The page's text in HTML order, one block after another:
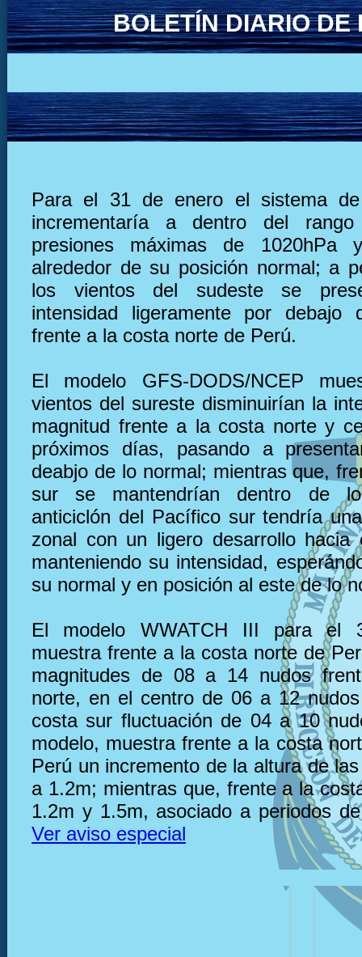
BOLETÍN DIARIO DE
Para el 31 de enero el sistema
incrementaría a dentro del
presiones máximas de 1020hPa
alrededor de su posición normal; a
los vientos del sudeste se
intensidad ligeramente por debajo
frente a la costa norte de Perú.
El modelo GFS-DODS/NCEP
vientos del sureste disminuirían la
magnitud frente a la costa norte y
próximos días, pasando a
deabjo de lo normal; mientras que,
sur se mantendrían dentro de
anticiclón del Pacífico sur tendría
zonal con un ligero desarrollo hacia
manteniendo su intensidad,
su normal y en posición al este de lo
El modelo WWATCH III para el
muestra frente a la costa norte de
magnitudes de 08 a 14 nudos
norte, en el centro de 06 a 12
costa sur fluctuación de 04 a 10
modelo, muestra frente a la costa
Perú un incremento de la altura de
a 1.2m; mientras que, frente a la
1.2m y 1.5m, asociado a periodos
Ver aviso especial